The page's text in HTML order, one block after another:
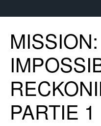
MISSION:
PARTIE